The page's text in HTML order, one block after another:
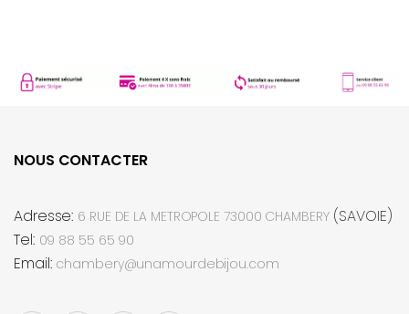
NOUS CONTACTER
Adresse: 6 RUE DE LA METROPOLE 73000 CHAMBERY(SAVOIE)
Tel: 09 88 55 65 90
Email: chambery@unamourdebijou.com